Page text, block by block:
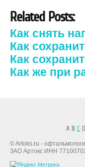
Related Posts:
Как снять
Как
Как
Как же при
A B C
© Artoks.ru -
ЗАО Артокс ИНН